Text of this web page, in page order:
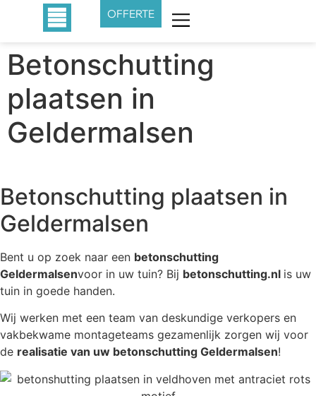
OFFERTE
Betonschutting
plaatsen in
Geldermalsen
Betonschutting plaatsen in
Geldermalsen
Bent u op zoek naar een betonschutting
Geldermalsenvoor in uw tuin? Bij betonschutting.nl is uw
tuin in goede handen.
Wij werken met een team van deskundige verkopers en
vakbekwame montageteams gezamenlijk zorgen wij voor
de realisatie van uw betonschutting Geldermalsen!